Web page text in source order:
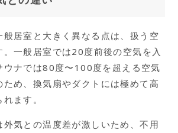
居室と大きく異なる点は、扱う空
一般居室では20度前後の空気を入
ウナでは80度〜100度を超える空気
ため、換気扇やダクトには極めて高
ます。
外気との温度差が激しいため、不用